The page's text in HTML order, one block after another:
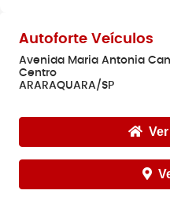
Autoforte Veículos
Avenida Maria Antonia
Centro
ARARAQUARA/SP